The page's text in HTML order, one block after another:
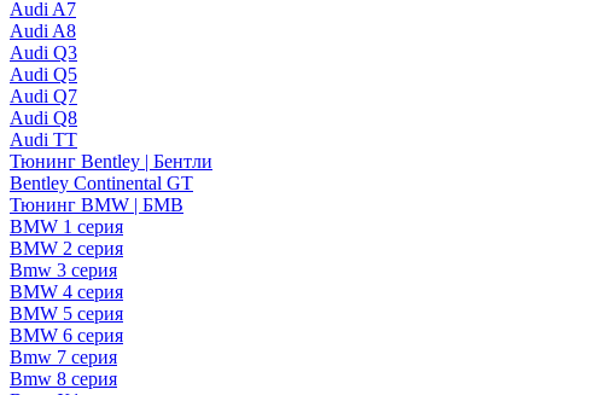
Audi A7
Audi A8
Audi Q3
Audi Q5
Audi Q7
Audi Q8
Audi TT
Тюнинг Bentley | Бентли
Bentley Continental GT
Тюнинг BMW | БМВ
BMW 1 серия
BMW 2 серия
Bmw 3 серия
BMW 4 серия
BMW 5 серия
BMW 6 серия
Bmw 7 серия
Bmw 8 серия